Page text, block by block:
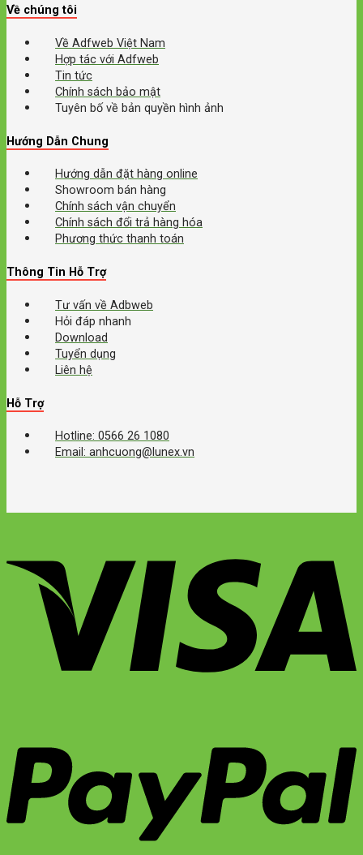
Về chúng tôi
Về Adfweb Việt Nam
Hợp tác với Adfweb
Tin tức
Chính sách bảo mật
Tuyên bố về bản quyền hình ảnh
Hướng Dẫn Chung
Hướng dẫn đặt hàng online
Showroom bán hàng
Chính sách vận chuyển
Chính sách đổi trả hàng hóa
Phương thức thanh toán
Thông Tin Hỗ Trợ
Tư vấn về Adbweb
Hỏi đáp nhanh
Download
Tuyển dụng
Liên hệ
Hỗ Trợ
Hotline: 0566 26 1080
Email: anhcuong@lunex.vn